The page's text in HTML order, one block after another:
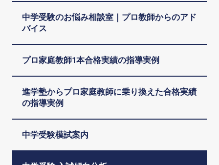
中学受験のお悩み相談室｜プロ教師からのアド
バイス
プロ家庭教師1本合格実績の指導実例
進学塾からプロ家庭教師に乗り換えた合格実績
の指導実例
中学受験模試案内